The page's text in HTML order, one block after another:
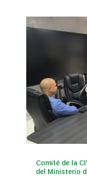
Comité de la
del Ministerio